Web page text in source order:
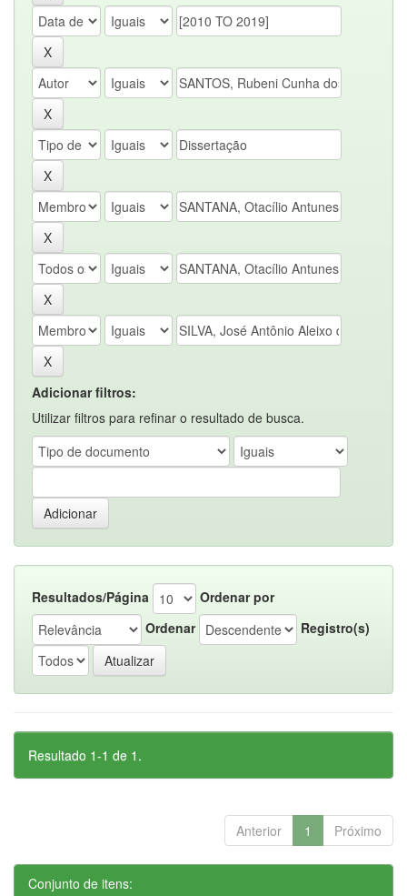
Adicionar filtros:
Utilizar filtros para refinar o resultado de busca.
Resultados/Página
Ordenar por
Ordenar
Registro(s)
Resultado 1-1 de 1.
Anterior 1 Próximo
Conjunto de itens: